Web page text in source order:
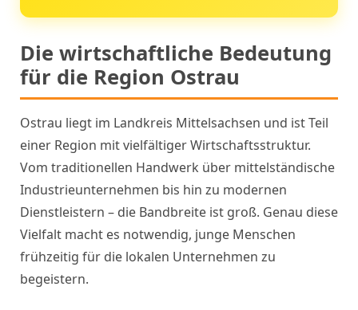
Die wirtschaftliche Bedeutung
für die Region Ostrau
Ostrau liegt im Landkreis Mittelsachsen und ist Teil
einer Region mit vielfältiger Wirtschaftsstruktur.
Vom traditionellen Handwerk über mittelständische
Industrieunternehmen bis hin zu modernen
Dienstleistern – die Bandbreite ist groß. Genau diese
Vielfalt macht es notwendig, junge Menschen
frühzeitig für die lokalen Unternehmen zu
begeistern.